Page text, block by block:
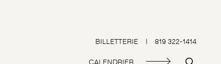
BILLETTERIE | 819 322-1414
CALENDRIER